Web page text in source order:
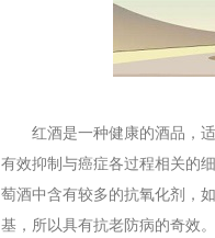
红酒是一种健康的酒品，适
有效抑制与癌症各过程相关的
萄酒中含有较多的抗氧化剂，
基，所以具有抗老防病的奇效。